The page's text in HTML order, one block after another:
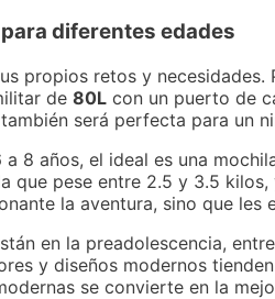
diferentes edades
propios retos y
de 80L con un puerto de
será perfecta para un
a 8 años, el ideal es una
que pese entre 2.5 y 3.5
la aventura, sino que
en la preadolescencia,
y diseños modernos
se convierte en la